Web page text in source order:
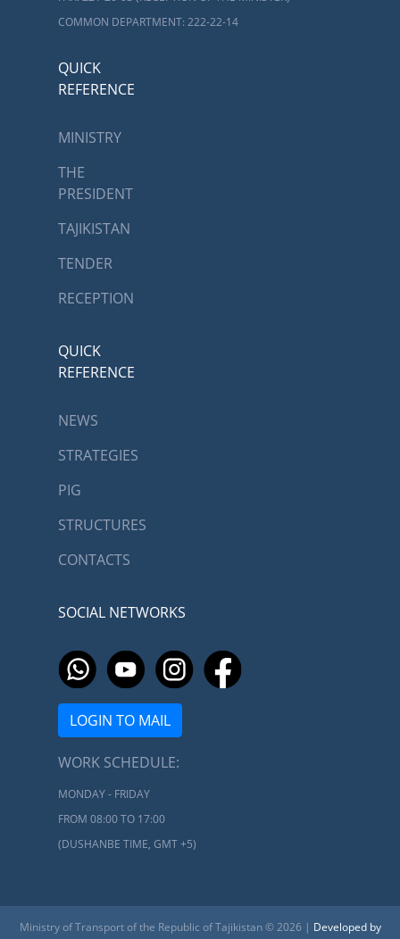
COMMON DEPARTMENT: 222-22-14
QUICK
REFERENCE
MINISTRY
THE
PRESIDENT
TAJIKISTAN
TENDER
RECEPTION
QUICK
REFERENCE
NEWS
STRATEGIES
PIG
STRUCTURES
CONTACTS
SOCIAL NETWORKS
LOGIN TO MAIL
WORK SCHEDULE:
MONDAY - FRIDAY
FROM 08:00 TO 17:00
(DUSHANBE TIME, GMT +5)
Ministry of Transport of the Republic of Tajikistan © 2026 | Developed by